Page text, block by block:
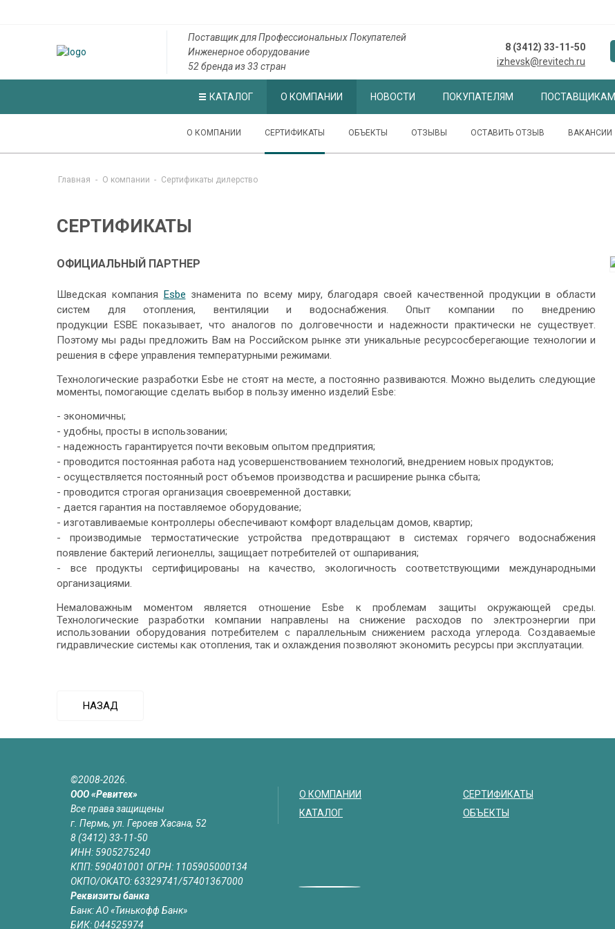
8 (3412) 33-11-50
izhevsk@revitech.ru
Поставщик для Профессиональных Покупателей
Инженерное оборудование
52 бренда из 33 стран
КАТАЛОГ О КОМПАНИИ НОВОСТИ ПОКУПАТЕЛЯМ ПОСТАВЩИКАМ
О КОМПАНИИ СЕРТИФИКАТЫ ОБЪЕКТЫ ОТЗЫВЫ ОСТАВИТЬ ОТЗЫВ ВАКАНСИИ
Главная - О компании - Cертификаты дилерство
СЕРТИФИКАТЫ
ОФИЦИАЛЬНЫЙ ПАРТНЕР
Шведская компания Esbe знаменита по всему миру, благодаря своей качественной продукции в области
систем для отопления, вентиляции и водоснабжения. Опыт компании по внедрению
продукции ESBE показывает, что аналогов по долговечности и надежности практически не существует.
Поэтому мы рады предложить Вам на Российском рынке эти уникальные ресурсосберегающие технологии и
решения в сфере управления температурными режимами.
Технологические разработки Esbe не стоят на месте, а постоянно развиваются. Можно выделить следующие
моменты, помогающие сделать выбор в пользу именно изделий Esbe:
- экономичны;
- удобны, просты в использовании;
- надежность гарантируется почти вековым опытом предприятия;
- проводится постоянная работа над усовершенствованием технологий, внедрением новых продуктов;
- осуществляется постоянный рост объемов производства и расширение рынка сбыта;
- проводится строгая организация своевременной доставки;
- дается гарантия на поставляемое оборудование;
- изготавливаемые контроллеры обеспечивают комфорт владельцам домов, квартир;
- производимые термостатические устройства предотвращают в системах горячего водоснабжения
появление бактерий легионеллы, защищает потребителей от ошпаривания;
- все продукты сертифицированы на качество, экологичность соответствующими международными
организациями.
Немаловажным моментом является отношение Esbe к проблемам защиты окружающей среды.
Технологические разработки компании направлены на снижение расходов по электроэнергии при
использовании оборудования потребителем с параллельным снижением расхода углерода. Создаваемые
гидравлические системы как отопления, так и охлаждения позволяют экономить ресурсы при эксплуатации.
НАЗАД
©2008-2026.
ООО «Ревитех»
Все права защищены
г. Пермь, ул. Героев Хасана, 52
8 (3412) 33-11-50
ИНН: 5905275240
КПП: 590401001 ОГРН: 1105905000134
ОКПО/ОКАТО: 63329741/57401367000
Реквизиты банка
Банк: АО «Тинькофф Банк»
БИК: 044525974
О КОМПАНИИ
КАТАЛОГ
СЕРТИФИКАТЫ
ОБЪЕКТЫ